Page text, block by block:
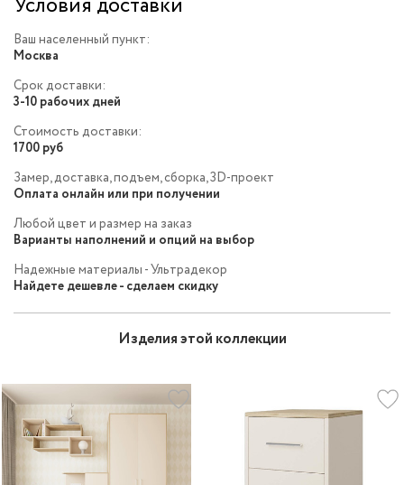
Условия доставки
Ваш населенный пункт:
Москва
Срок доставки:
3-10 рабочих дней
Стоимость доставки:
1700 руб
Замер, доставка, подъем, сборка, 3D-проект
Оплата онлайн или при получении
Любой цвет и размер на заказ
Варианты наполнений и опций на выбор
Надежные материалы - Ультрадекор
Найдете дешевле - сделаем скидку
Изделия этой коллекции